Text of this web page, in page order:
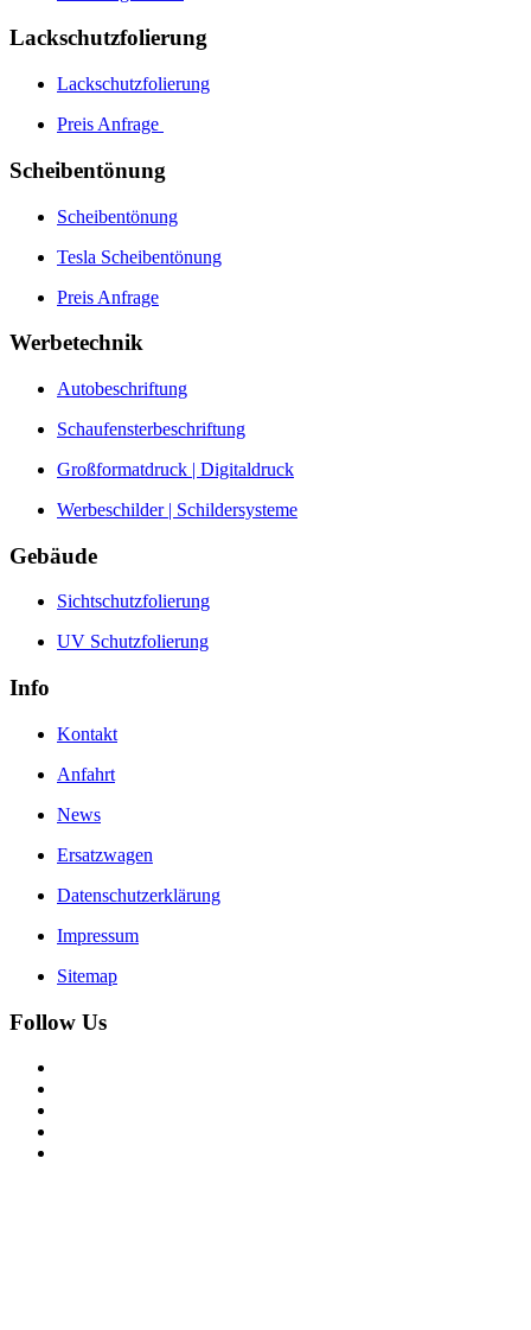
Lackschutzfolierung
Lackschutzfolierung
Preis Anfrage
Scheibentönung
Scheibentönung
Tesla Scheibentönung
Preis Anfrage
Werbetechnik
Autobeschriftung
Schaufensterbeschriftung
Großformatdruck | Digitaldruck
Werbeschilder | Schildersysteme
Gebäude
Sichtschutzfolierung
UV Schutzfolierung
Info
Kontakt
Anfahrt
News
Ersatzwagen
Datenschutzerklärung
Impressum
Sitemap
Follow Us